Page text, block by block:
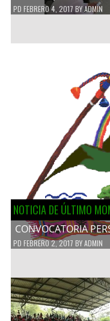
PD FEBRERO 4, 2017 BYADMIN
NOTICIA DE ÚLTIMO
CONVOCATORIA
PD FEBRERO 2, 2017 BYADMIN